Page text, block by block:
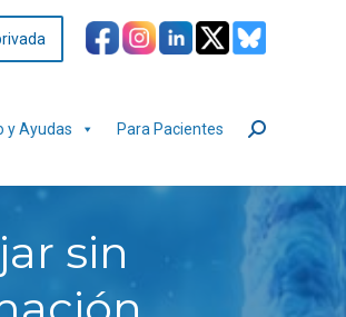
y Ayudas Para Pacientes Buscar:
sin